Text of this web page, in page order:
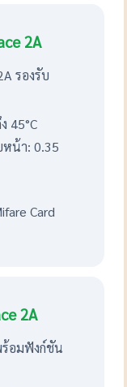
2A
รองรับ
45°C
น้า: 0.35
Card
2A
อมฟังก์ชัน